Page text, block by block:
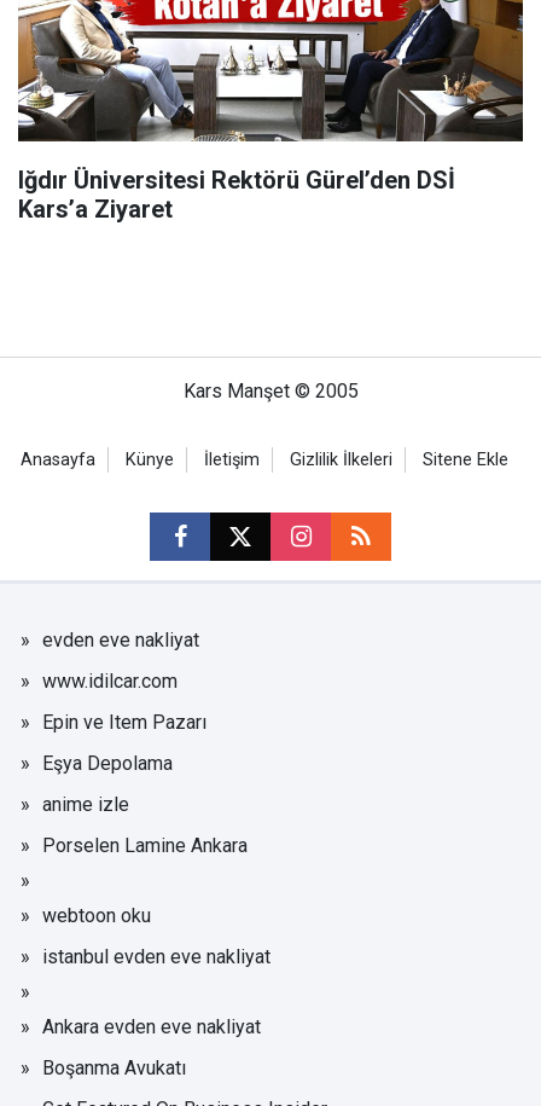
Iğdır Üniversitesi Rektörü Gürel’den DSİ
Kars’a Ziyaret
Kars Manşet © 2005
Anasayfa Künye İletişim Gizlilik İlkeleri Sitene Ekle
evden eve nakliyat
www.idilcar.com
Epin ve Item Pazarı
Eşya Depolama
anime izle
Porselen Lamine Ankara
webtoon oku
istanbul evden eve nakliyat
Ankara evden eve nakliyat
Boşanma Avukatı